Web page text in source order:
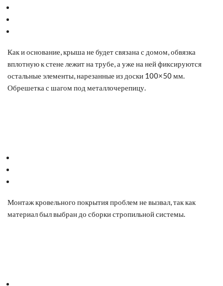
Как и основание, крыша не будет связана с домом, обвязка
вплотную к стене лежит на трубе, а уже на ней фиксируются
остальные элементы, нарезанные из доски 100×50 мм.
Обрешетка с шагом под металлочерепицу.
Монтаж кровельного покрытия проблем не вызвал, так как
материал был выбран до сборки стропильной системы.